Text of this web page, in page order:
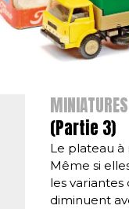
MINIATURES
(Partie 3)
Le plateau
Même si
les variantes
diminuent